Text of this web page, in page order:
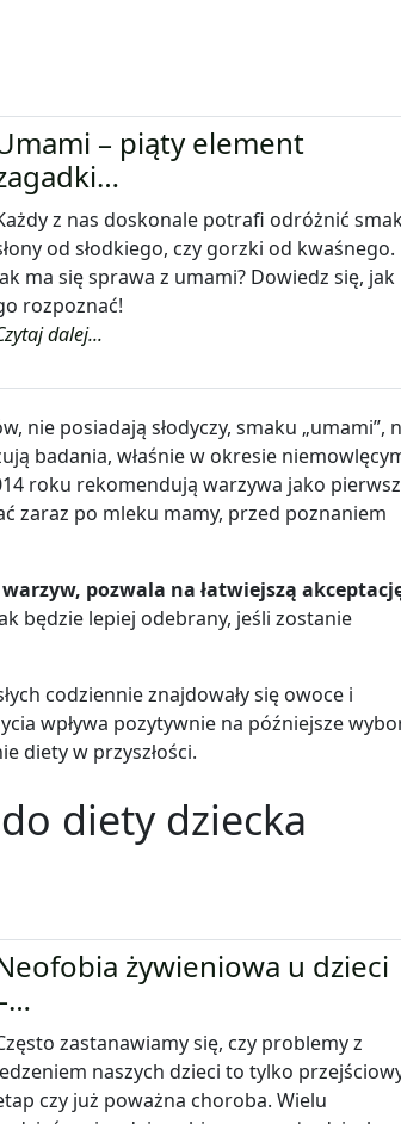
– piąty element
z nas doskonale potrafi odróżnić
od słodkiego, czy gorzki od kwaśnego.
ma się sprawa z umami? Dowiedz się, jak
rozpoznać!
dalej...
nie posiadają słodyczy, smaku „umami”,
badania, właśnie w okresie
roku rekomendują warzywa jako
zaraz po mleku mamy, przed poznaniem
pozwala na łatwiejszą
będzie lepiej odebrany, jeśli zostanie
codziennie znajdowały się owoce i
wpływa pozytywnie na późniejsze
diety w przyszłości.
diety dziecka
żywieniowa u dzieci
zastanawiamy się, czy problemy z
naszych dzieci to tylko
czy już poważna choroba. Wielu